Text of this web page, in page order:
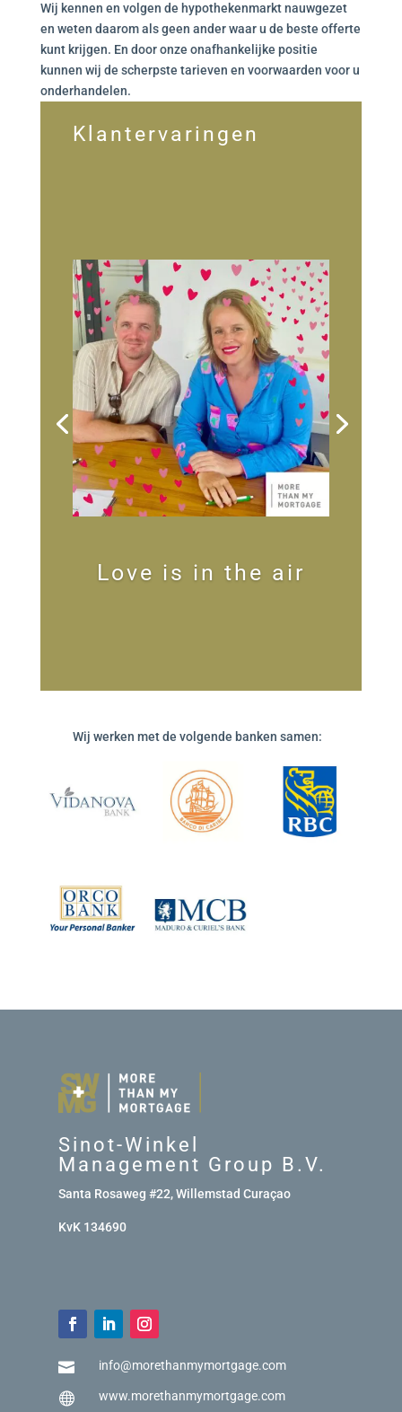
Wij kennen en volgen de hypothekenmarkt nauwgezet
en weten daarom als geen ander waar u de beste offerte
kunt krijgen. En door onze onafhankelijke positie
kunnen wij de scherpste tarieven en voorwaarden voor u
onderhandelen.
Klantervaringen
Love is in the air
Wij werken met de volgende banken samen:
Sinot-Winkel
Management Group B.V.
Santa Rosaweg #22, Willemstad Curaçao
KvK 134690
 info@morethanmymortgage.com
 www.morethanmymortgage.com